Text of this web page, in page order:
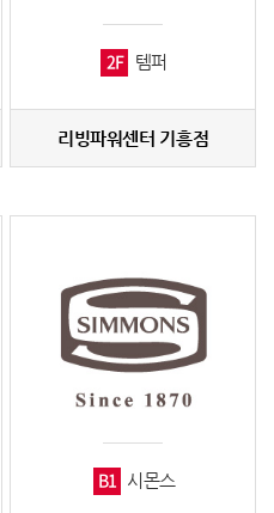
2F 템퍼
리빙파워센터 기흥점
B1 시몬스